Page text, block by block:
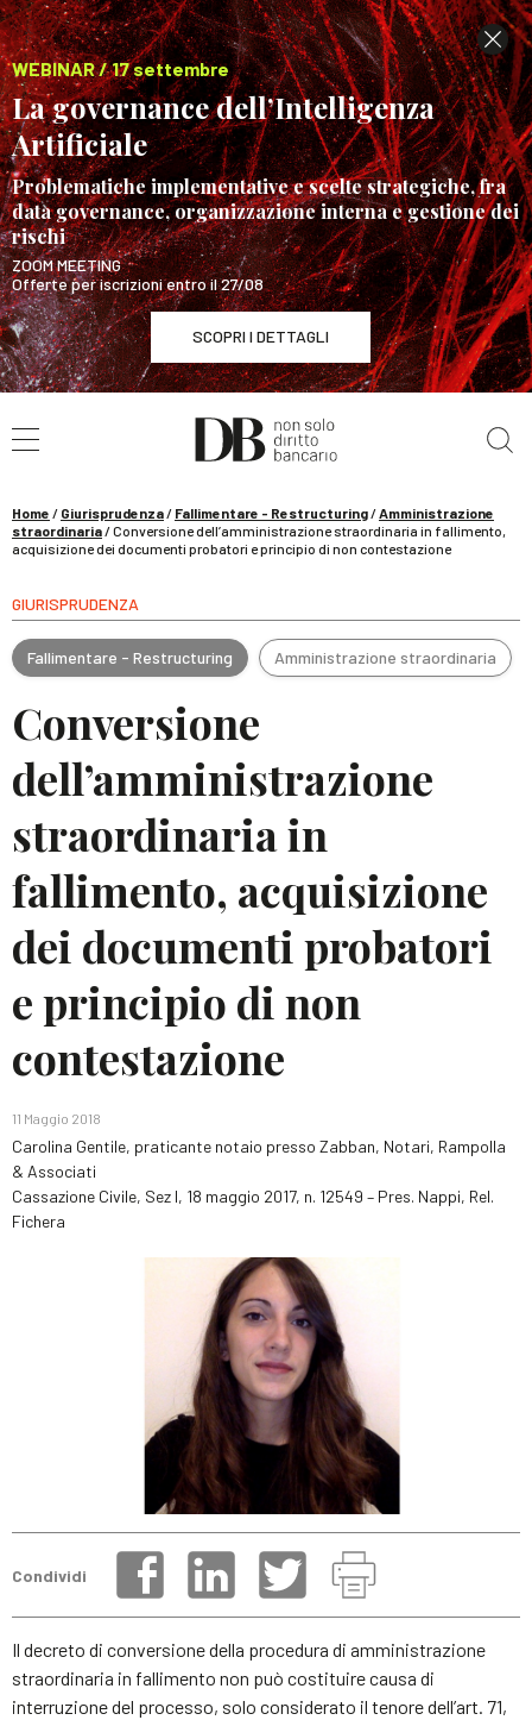
WEBINAR / 17 settembre
La governance dell’Intelligenza
Artificiale
Problematiche implementative e scelte strategiche, fra
data governance, organizzazione interna e gestione dei
rischi
ZOOM MEETING
Offerte per iscrizioni entro il 27/08
SCOPRI I DETTAGLI
WEBINAR / 17 settembre
La governance dell’Intelligenza Artificiale
Home / Giurisprudenza/ Fallimentare - Restructuring/Amministrazione
straordinaria/Conversione dell’amministrazione straordinaria in fallimento,
acquisizione dei documenti probatori e principio di non contestazione
GIURISPRUDENZA
Fallimentare - Restructuring Amministrazione straordinaria
Conversione
dell’amministrazione
straordinaria in
fallimento, acquisizione
dei documenti probatori
e principio di non
contestazione
11 Maggio 2018
Carolina Gentile, praticante notaio presso Zabban, Notari, Rampolla
& Associati
Cassazione Civile, Sez I, 18 maggio 2017, n. 12549 – Pres. Nappi, Rel.
Fichera
Condividi
Il decreto di conversione della procedura di amministrazione
straordinaria in fallimento non può costituire causa di
interruzione del processo, solo considerato il tenore dell’art. 71,